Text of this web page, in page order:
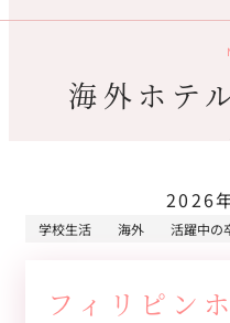
海外ホテ
2026
学校生活 海外 活躍中の
フィリピン